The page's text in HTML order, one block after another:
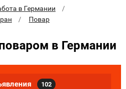
в Германии
Повар
в Германии
102